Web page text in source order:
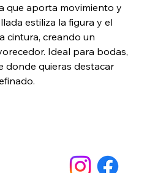
que aporta movimiento y
estiliza la figura y el
cintura, creando un
Ideal para bodas,
donde quieras destacar